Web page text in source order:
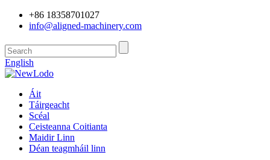
+86 18358701027
info@aligned-machinery.com
English
Áit
Táirgeacht
Scéal
Ceisteanna Coitianta
Maidir Linn
Déan teagmháil linn